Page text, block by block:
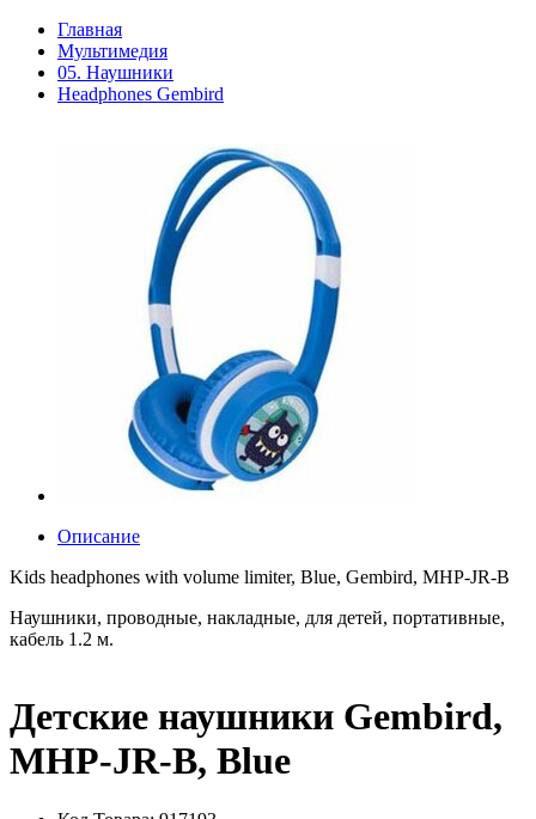
Главная
Мультимедия
05. Наушники
Headphones Gembird
Описание
Kids headphones with volume limiter, Blue, Gembird, MHP-JR-B
Наушники, проводные, накладные, для детей, портативные,
кабель 1.2 м.
Детские наушники Gembird,
MHP-JR-B, Blue